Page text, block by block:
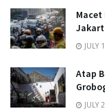
Macet
JULY
Atap
JULY